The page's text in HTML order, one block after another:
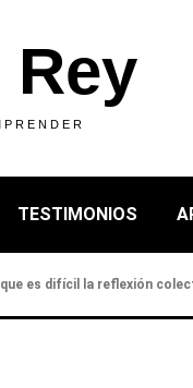
TESTIMONIOS
que es difícil la reflexión